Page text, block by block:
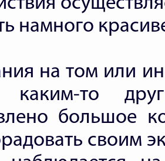
намного
на том или
каким-то
большое
своим